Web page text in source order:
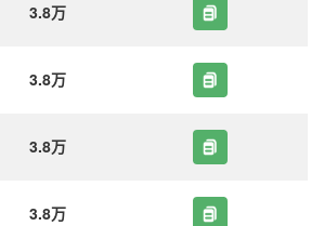
3.8万
3.8万
3.8万
3.8万